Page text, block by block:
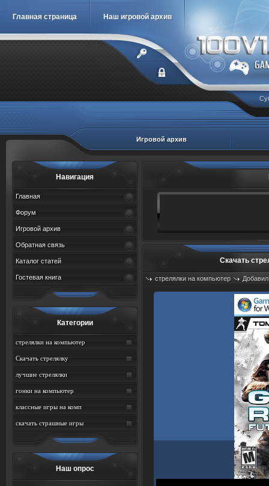
Главная страница Наш игровой архив
Игровой архив
Навигация
Главная
Форум
Игровой архив
Обратная связь
Каталог статей
Гостевая книга
Категории
стрелялки на компьютер
Скачать стрелялку
лучшие стрелялки
гонки на компьютер
классные игры на комп
скачать страшные игры
Наш опрос
Скачать
стрелялки на компьютер
Просмотров: 884